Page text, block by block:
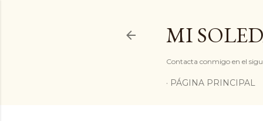
MI
Contacta conmigo en el
PÁGINA PRINCIPAL